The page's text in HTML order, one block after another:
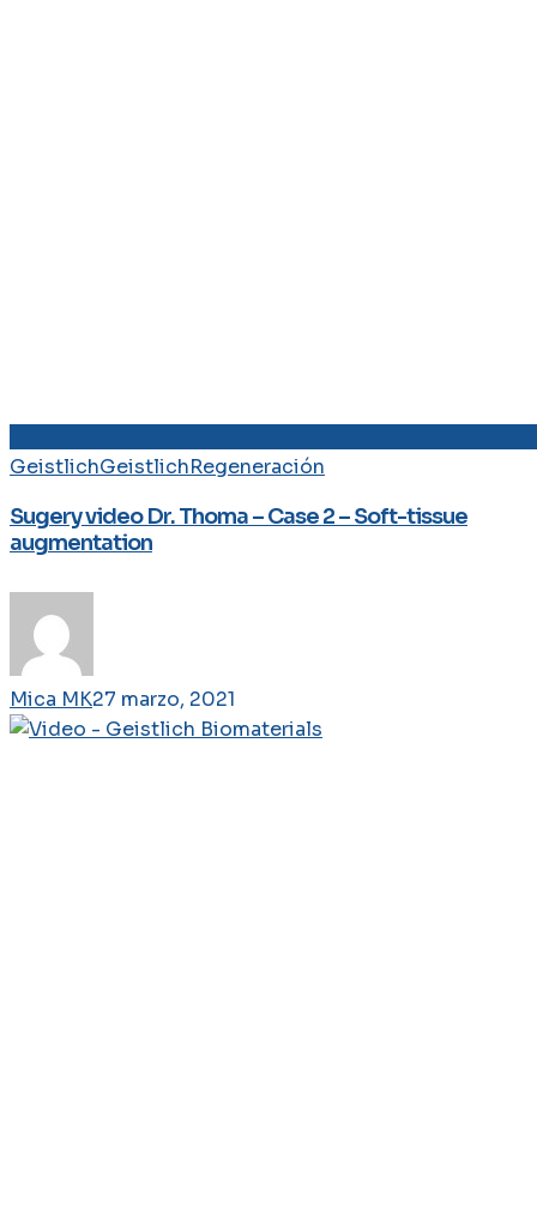
GeistlichGeistlichRegeneración
Sugery video Dr. Thoma – Case 2 – Soft-tissue
augmentation
Mica MK27 marzo, 2021